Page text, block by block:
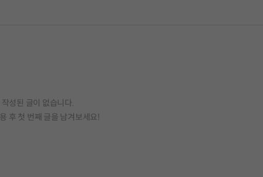
작성된 글이 없습니다.
후 첫 번째 글을 남겨보세요!